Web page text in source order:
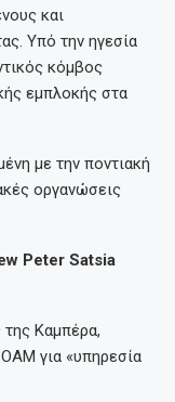
και
Υπό την ηγεσία
κόμβος
εμπλοκής στα
με την ποντιακή
οργανώσεις
Peter Satsia
της Καμπέρα,
για «υπηρεσία